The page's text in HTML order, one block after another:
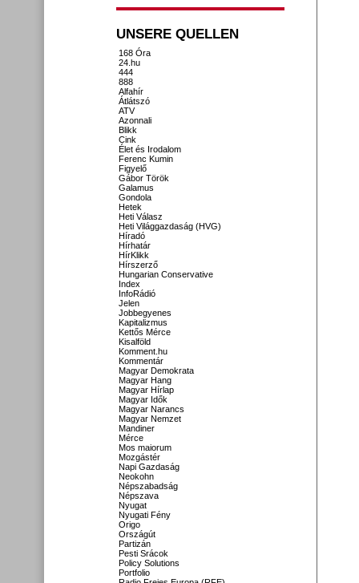
UNSERE QUELLEN
168 Óra
24.hu
444
888
Alfahír
Átlátszó
ATV
Azonnali
Blikk
Cink
Élet és Irodalom
Ferenc Kumin
Figyelő
Gábor Török
Galamus
Gondola
Hetek
Heti Válasz
Heti Világgazdaság (HVG)
Híradó
Hírhatár
HírKlikk
Hírszerző
Hungarian Conservative
Index
InfoRádió
Jelen
Jobbegyenes
Kapitalizmus
Kettős Mérce
Kisalföld
Komment.hu
Kommentár
Magyar Demokrata
Magyar Hang
Magyar Hírlap
Magyar Idők
Magyar Narancs
Magyar Nemzet
Mandiner
Mérce
Mos maiorum
Mozgástér
Napi Gazdaság
Neokohn
Népszabadság
Népszava
Nyugat
Nyugati Fény
Origo
Országút
Partizán
Pesti Srácok
Policy Solutions
Portfolio